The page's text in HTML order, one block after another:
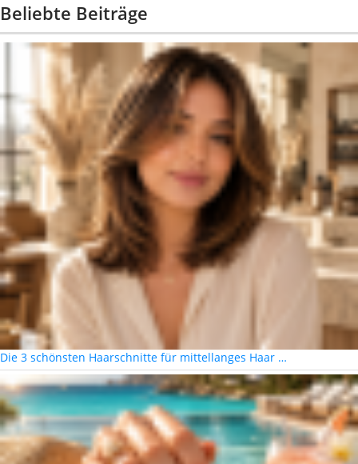
Beliebte Beiträge
Die 3 schönsten Haarschnitte für mittellanges Haar …